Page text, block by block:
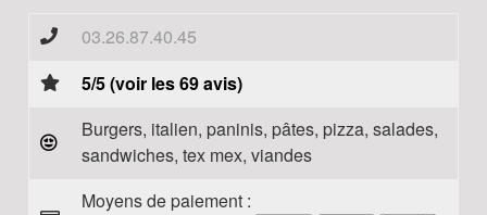
03.26.87.40.45
5/5 (voir les 69 avis)
Burgers, italien, paninis, pâtes, pizza, salades,
sandwiches, tex mex, viandes
Moyens de paiement :